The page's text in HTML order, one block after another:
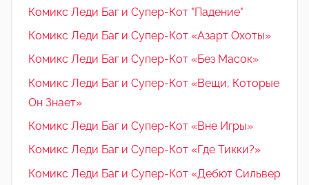
Комикс Леди Баг и Супер-Кот "Падение"
Комикс Леди Баг и Супер-Кот «Азарт Охоты»
Комикс Леди Баг и Супер-Кот «Без Масок»
Комикс Леди Баг и Супер-Кот «Вещи, Которые
Он Знает»
Комикс Леди Баг и Супер-Кот «Вне Игры»
Комикс Леди Баг и Супер-Кот «Где Тикки?»
Комикс Леди Баг и Супер-Кот «Дебют Сильвер